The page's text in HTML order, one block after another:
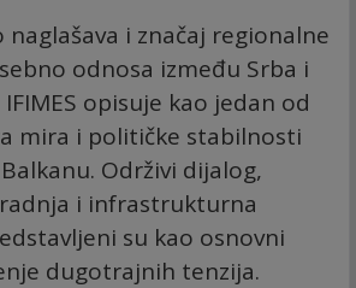
naglašava i značaj regionalne
odnosa između Srba i
opisuje kao jedan od
mira i političke stabilnosti
Održivi dijalog,
i infrastrukturna
su kao osnovni
dugotrajnih tenzija.